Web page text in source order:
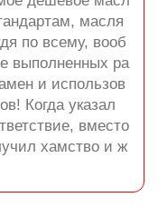
масля
по всему, вооб
выполненных ра
и использов
Когда указал
вместо
хамство и ж